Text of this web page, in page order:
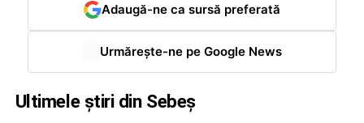
Adaugă-ne ca sursă preferată
Urmărește-ne pe Google News
Ultimele știri din Sebeș